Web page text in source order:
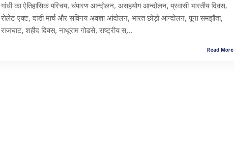
गांधी का ऐतिहासिक परिचय, चंपारण आन्दोलन, असहयोग आन्दोलन, प्रवासी भारतीय दिवस,
रोलेट एक्ट, दांडी मार्च और सविनय अवज्ञा आंदोलन, भारत छोड़ो आन्दोलन, पूना समझौता,
राजघाट, शहीद दिवस, नाथूराम गोडसे, राष्ट्रीय स्...
Read More